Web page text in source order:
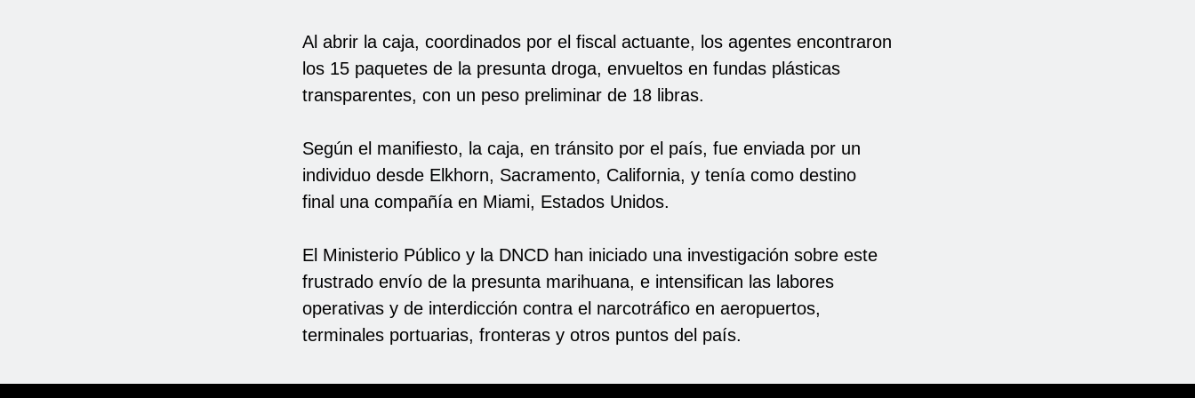
Al abrir la caja, coordinados por el fiscal actuante, los agentes encontraron
los 15 paquetes de la presunta droga, envueltos en fundas plásticas
transparentes, con un peso preliminar de 18 libras.
Según el manifiesto, la caja, en tránsito por el país, fue enviada por un
individuo desde Elkhorn, Sacramento, California, y tenía como destino
final una compañía en Miami, Estados Unidos.
El Ministerio Público y la DNCD han iniciado una investigación sobre este
frustrado envío de la presunta marihuana, e intensifican las labores
operativas y de interdicción contra el narcotráfico en aeropuertos,
terminales portuarias, fronteras y otros puntos del país.